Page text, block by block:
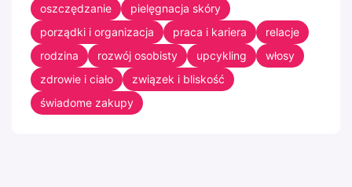
oszczędzanie
pielęgnacja skóry
porządki i organizacja
praca i kariera
relacje
rodzina
rozwój osobisty upcykling
włosy
zdrowie i ciało
związek i bliskość
świadome zakupy